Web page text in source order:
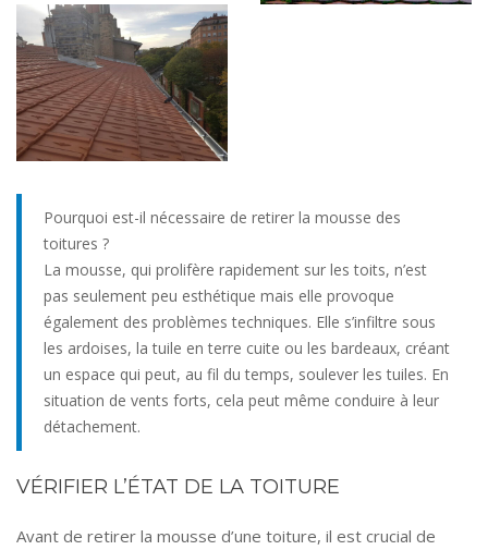
Pourquoi est-il nécessaire de retirer la mousse des
toitures ?
La mousse, qui prolifère rapidement sur les toits, n’est
pas seulement peu esthétique mais elle provoque
également des problèmes techniques. Elle s’infiltre sous
les ardoises, la tuile en terre cuite ou les bardeaux, créant
un espace qui peut, au fil du temps, soulever les tuiles. En
situation de vents forts, cela peut même conduire à leur
détachement.
VÉRIFIER L’ÉTAT DE LA TOITURE
Avant de retirer la mousse d’une toiture, il est crucial de